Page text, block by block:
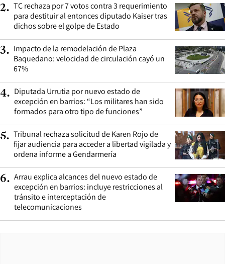
2. TC rechaza por 7 votos contra 3 requerimiento
para destituir al entonces diputado Kaiser tras
dichos sobre el golpe de Estado
3. Impacto de la remodelación de Plaza
Baquedano: velocidad de circulación cayó un
67%
4. Diputada Urrutia por nuevo estado de
excepción en barrios: “Los militares han sido
formados para otro tipo de funciones”
5. Tribunal rechaza solicitud de Karen Rojo de
fijar audiencia para acceder a libertad vigilada y
ordena informe a Gendarmería
6. Arrau explica alcances del nuevo estado de
excepción en barrios: incluye restricciones al
tránsito e interceptación de
telecomunicaciones